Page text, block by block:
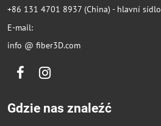
+86 131 4701 8937 (China) - hlavní sídlo
E-mail:
info @ fiber3D.com
FacebookInstagram
Gdzie nas znaleźć